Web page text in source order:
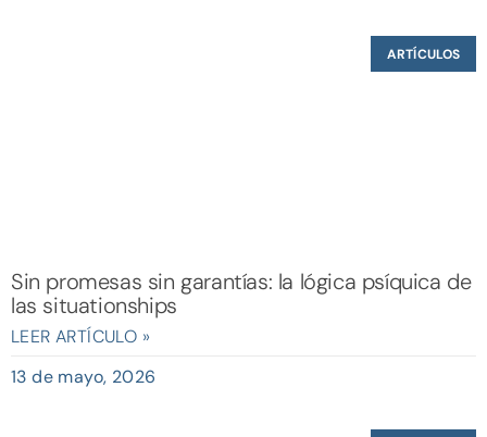
ARTÍCULOS
Sin promesas sin garantías: la lógica psíquica de
las situationships
LEER ARTÍCULO »
13 de mayo, 2026